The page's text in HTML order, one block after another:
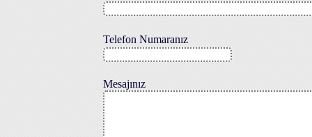
Telefon Numaranız
Mesajınız